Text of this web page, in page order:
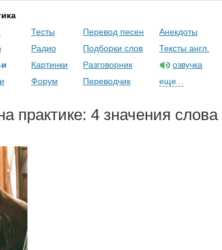
Тесты
Радио
Картинки
Форум
Перевод песен
Подборки слов
Разговорник
Переводчик
Анекдоты
Тексты англ.
озвучка
еще...
практике: 4 значения слова